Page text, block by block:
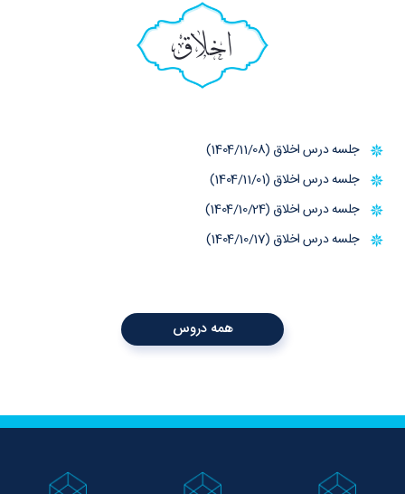
اخلاق
جلسه درس اخلاق (1404/11/08)
جلسه درس اخلاق (1404/11/01)
جلسه درس اخلاق (1404/10/24)
جلسه درس اخلاق (1404/10/17)
همه دروس